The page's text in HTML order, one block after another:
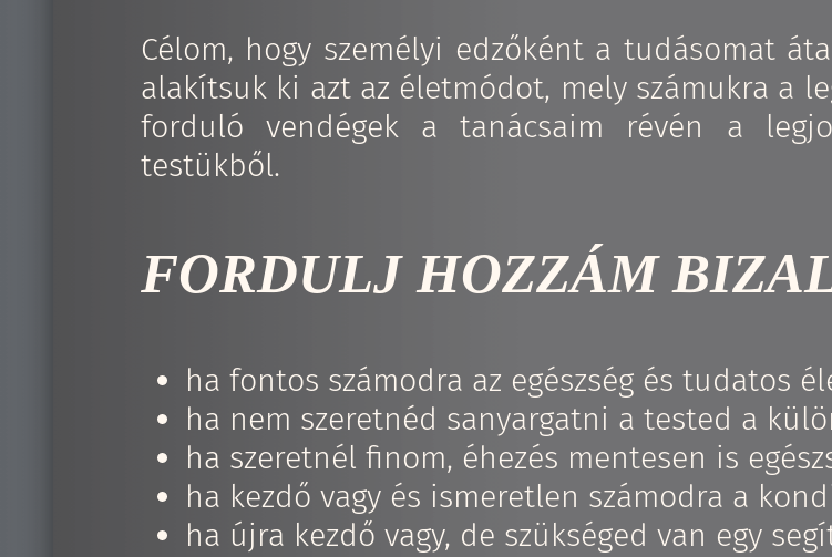
Célom, hogy személyi edzőként a tudásomat
alakítsuk ki azt az életmódot, mely számukra a
forduló vendégek a tanácsaim révén a
testükből.
FORDULJ HOZZÁM
ha fontos számodra az egészség és tudatos
ha nem szeretnéd sanyargatni a tested a
ha szeretnél finom, éhezés mentesen is
ha kezdő vagy és ismeretlen számodra a
ha újra kezdő vagy, de szükséged van egy